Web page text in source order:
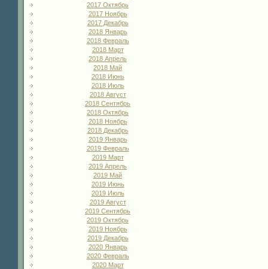
2017 Октябрь
2017 Ноябрь
2017 Декабрь
2018 Январь
2018 Февраль
2018 Март
2018 Апрель
2018 Май
2018 Июнь
2018 Июль
2018 Август
2018 Сентябрь
2018 Октябрь
2018 Ноябрь
2018 Декабрь
2019 Январь
2019 Февраль
2019 Март
2019 Апрель
2019 Май
2019 Июнь
2019 Июль
2019 Август
2019 Сентябрь
2019 Октябрь
2019 Ноябрь
2019 Декабрь
2020 Январь
2020 Февраль
2020 Март